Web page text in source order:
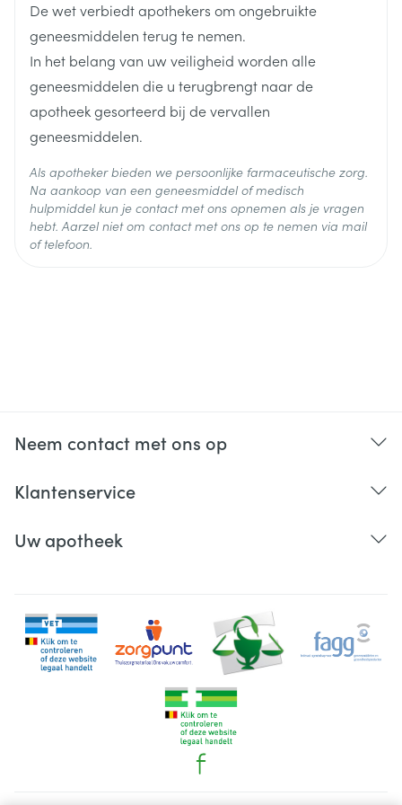
bénéfice/risque global n'est pas suffisamment clair,
et qu'il existe d'autres traitements à cette fin.
A l'heure actuelle, il n'est pas établi que l'efficacité
et les effets indésirables des estrogènes administrés
par voie transdermique ou en implant diffèrent de
ceux observés avec d'autres voies d'administration.
verkleuring van de huid, vooral van het gezicht of de
nek, "zwangerschapsvlekken" (chloasma) genoemd;
pijnlijke, rode huidknobbels (erythema nodosum);
huiduitslag met schietschijfvormige roodheid of
zweertjes (erythema multiforme).
Behoud Kamertemperatuur (15°C - 25°C)
De wet verbiedt apothekers om ongebruikte
geneesmiddelen terug te nemen.
In het belang van uw veiligheid worden alle
geneesmiddelen die u terugbrengt naar de
apotheek gesorteerd bij de vervallen
geneesmiddelen.
Als apotheker bieden we persoonlijke farmaceutische zorg.
Na aankoop van een geneesmiddel of medisch
hulpmiddel kun je contact met ons opnemen als je vragen
hebt. Aarzel niet om contact met ons op te nemen via mail
of telefoon.
Neem contact met ons op
Klantenservice
Uw apotheek